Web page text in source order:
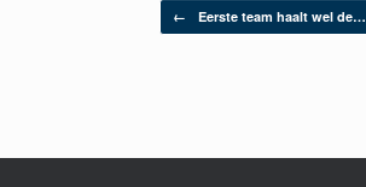
Berichtnavigatie
← Eerste team haalt wel de…